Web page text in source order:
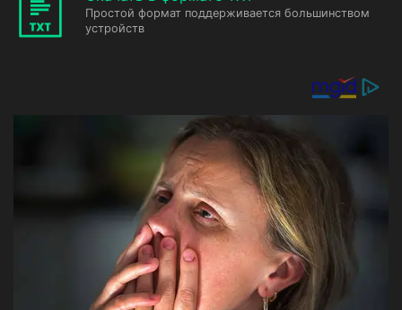
Простой формат поддерживается большинством
устройств